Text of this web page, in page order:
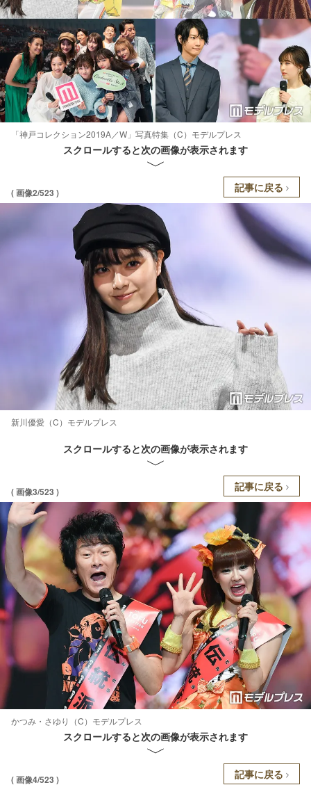
「神戸コレクション2019A／W」写真特集（C）モデルプレス
スクロールすると次の画像が表示されます
( 画像2/523 ) 記事に戻る
新川優愛（C）モデルプレス
スクロールすると次の画像が表示されます
( 画像3/523 ) 記事に戻る
かつみ・さゆり（C）モデルプレス
スクロールすると次の画像が表示されます
( 画像4/523 ) 記事に戻る